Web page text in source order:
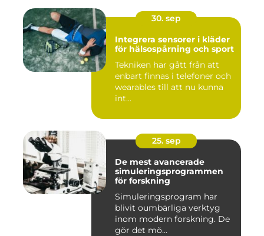
30. sep
Integrera sensorer i kläder
för hälsospårning och sport
Tekniken har gått från att
enbart finnas i telefoner och
wearables till att nu kunna
int...
25. sep
De mest avancerade
simuleringsprogrammen
för forskning
Simuleringsprogram har
blivit oumbärliga verktyg
inom modern forskning. De
gör det mö...